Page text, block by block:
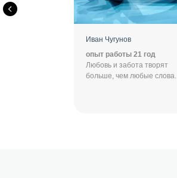
Иван Чугунов
опыт работы 21 год
Любовь и забота творят
больше, чем любые слова.